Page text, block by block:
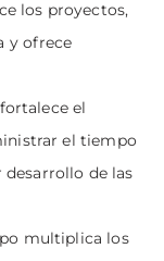
los proyectos,
y ofrece
el
el tiempo
de las
multiplica los